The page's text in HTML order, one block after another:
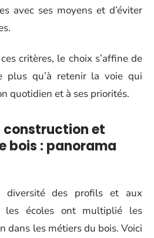
avec ses moyens et d’éviter
critères, le choix s’affine de
plus qu’à retenir la voie qui
quotidien et à ses priorités.
construction et
bois : panorama
diversité des profils et aux
les écoles ont multiplié les
dans les métiers du bois. Voici